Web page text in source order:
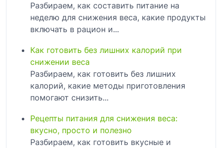
Разбираем, как составить питание на
неделю для снижения веса, какие продукты
включать в рацион и...
Как готовить без лишних калорий при
снижении веса
Разбираем, как готовить без лишних
калорий, какие методы приготовления
помогают снизить...
Рецепты питания для снижения веса:
вкусно, просто и полезно
Разбираем, как готовить вкусные и